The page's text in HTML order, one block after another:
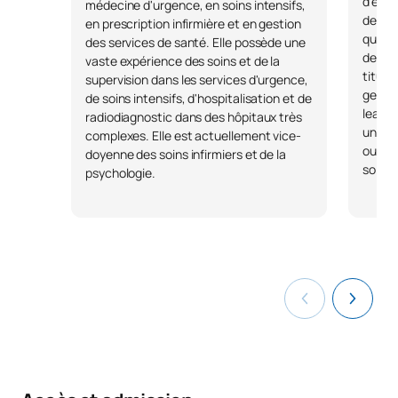
médecine d'urgence, en soins intensifs,
en prescription infirmière et en gestion
des services de santé. Elle possède une
vaste expérience des soins et de la
supervision dans les services d'urgence,
de soins intensifs, d'hospitalisation et de
radiodiagnostic dans des hôpitaux très
complexes. Elle est actuellement vice-
doyenne des soins infirmiers et de la
psychologie.
de
que
des
soins